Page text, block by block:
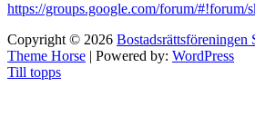
https://groups.google.com/forum/#!forum/
Copyright © 2026 Bostadsrättsföreningen
Theme Horse | Powered by: WordPress
Till topps